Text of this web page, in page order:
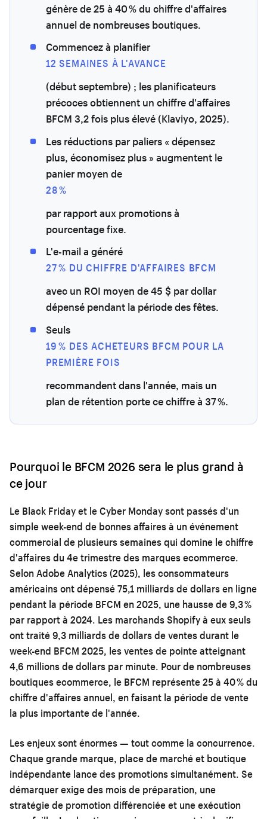
génère de 25 à 40 % du chiffre d'affaires
annuel de nombreuses boutiques.
Commencez à planifier
12 SEMAINES À L'AVANCE
(début septembre) ; les planificateurs
précoces obtiennent un chiffre d'affaires
BFCM 3,2 fois plus élevé (Klaviyo, 2025).
Les réductions par paliers « dépensez
plus, économisez plus » augmentent le
panier moyen de
28 %
par rapport aux promotions à
pourcentage fixe.
L'e-mail a généré
27 % DU CHIFFRE D'AFFAIRES BFCM
avec un ROI moyen de 45 $ par dollar
dépensé pendant la période des fêtes.
Seuls
19 % DES ACHETEURS BFCM POUR LA
PREMIÈRE FOIS
recommandent dans l'année, mais un
plan de rétention porte ce chiffre à 37 %.
Pourquoi le BFCM 2026 sera le plus grand à
ce jour
Le Black Friday et le Cyber Monday sont passés d'un
simple week-end de bonnes affaires à un événement
commercial de plusieurs semaines qui domine le chiffre
d'affaires du 4e trimestre des marques ecommerce.
Selon Adobe Analytics (2025), les consommateurs
américains ont dépensé 75,1 milliards de dollars en ligne
pendant la période BFCM en 2025, une hausse de 9,3 %
par rapport à 2024. Les marchands Shopify à eux seuls
ont traité 9,3 milliards de dollars de ventes durant le
week-end BFCM 2025, les ventes de pointe atteignant
4,6 millions de dollars par minute. Pour de nombreuses
boutiques ecommerce, le BFCM représente 25 à 40 % du
chiffre d'affaires annuel, en faisant la période de vente
la plus importante de l'année.
Les enjeux sont énormes — tout comme la concurrence.
Chaque grande marque, place de marché et boutique
indépendante lance des promotions simultanément. Se
démarquer exige des mois de préparation, une
stratégie de promotion différenciée et une exécution